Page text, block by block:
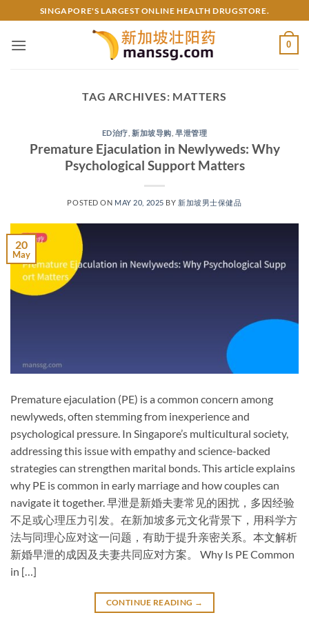
to
content
SINGAPORE'S LARGEST ONLINE HEALTH DRUGSTORE.
0
TAG ARCHIVES: MATTERS
ED治疗 ,新加坡导购 ,早泄管理
Premature Ejaculation in Newlyweds: Why
Psychological Support Matters
POSTED ON MAY 20, 2025 BY 新加坡男士保健品
20
May
Premature ejaculation (PE) is a common concern among
newlyweds, often stemming from inexperience and
psychological pressure. In Singapore’s multicultural society,
addressing this issue with empathy and science-backed
strategies can strengthen marital bonds. This article explains
why PE is common in early marriage and how couples can
navigate it together. 早泄是新婚夫妻常见的困扰，多因经验
不足或心理压力引发。在新加坡多元文化背景下，用科学方
法与同理心应对这一问题，有助于提升亲密关系。本文解析
新婚早泄的成因及夫妻共同应对方案。 Why Is PE Common
in […]
CONTINUE READING →